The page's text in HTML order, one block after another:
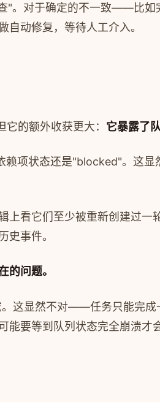
"。对于确定的不一致——比
动修复，等待人工介入。
的额外收获更大： 它暴露了
项状态还是"blocked"。这
看它们至少被重新创建过一
史事件。
的问题。
这显然不对——任务只能完
要等到队列状态完全崩溃才